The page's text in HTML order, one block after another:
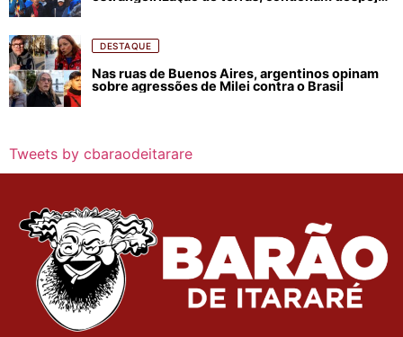
DESTAQUE
Nas ruas de Buenos Aires, argentinos opinam
sobre agressões de Milei contra o Brasil
Tweets by cbaraodeitarare